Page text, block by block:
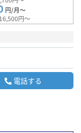
円/月～
円～
電話する